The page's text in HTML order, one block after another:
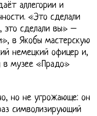
аллегории и
«Это сделали
это сделали вы» –
в Якобы мастерскую
немецкий офицер и,
в музее «Прадо»
но не угрожающе: он
символизирующий